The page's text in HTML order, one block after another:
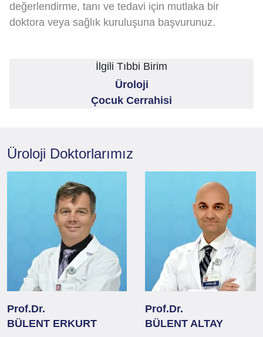
değerlendirme, tanı ve tedavi için mutlaka bir
doktora veya sağlık kuruluşuna başvurunuz.
İlgili Tıbbi Birim
Üroloji
Çocuk Cerrahisi
Üroloji Doktorlarımız
Prof.Dr.
BÜLENT ERKURT
Prof.Dr.
BÜLENT ALTAY